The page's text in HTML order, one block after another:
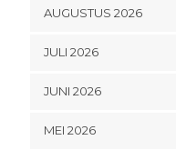
AUGUSTUS 2026
JULI 2026
JUNI 2026
MEI 2026